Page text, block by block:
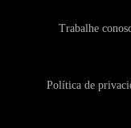
Trabalhe
Política de